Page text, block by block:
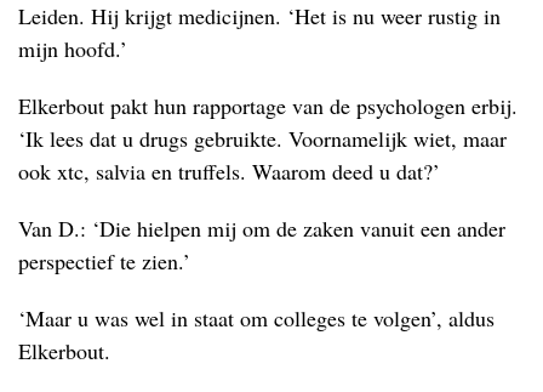
Leiden. Hij krijgt medicijnen. ‘Het is nu weer rustig in
mijn hoofd.’
Elkerbout pakt hun rapportage van de psychologen erbij.
‘Ik lees dat u drugs gebruikte. Voornamelijk wiet, maar
ook xtc, salvia en truffels. Waarom deed u dat?’
Van D.: ‘Die hielpen mij om de zaken vanuit een ander
perspectief te zien.’
‘Maar u was wel in staat om colleges te volgen’, aldus
Elkerbout.